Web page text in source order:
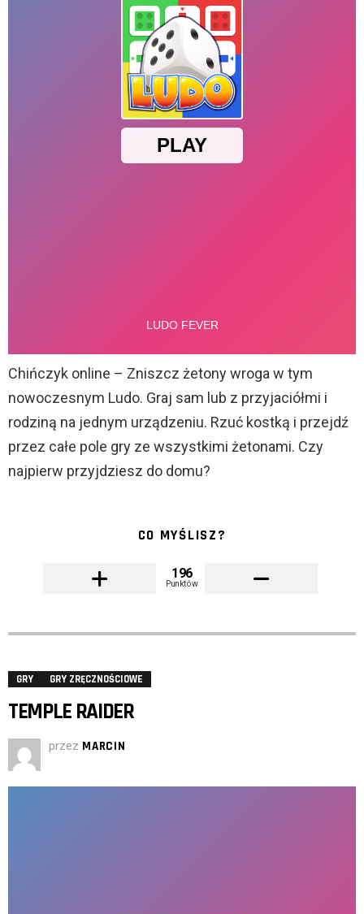
Chińczyk online – Zniszcz żetony wroga w tym
nowoczesnym Ludo. Graj sam lub z przyjaciółmi i
rodziną na jednym urządzeniu. Rzuć kostką i przejdź
przez całe pole gry ze wszystkimi żetonami. Czy
najpierw przyjdziesz do domu?
CO MYŚLISZ?
196
Punktów
GRY GRY ZRĘCZNOŚCIOWE
TEMPLE RAIDER
przez MARCIN